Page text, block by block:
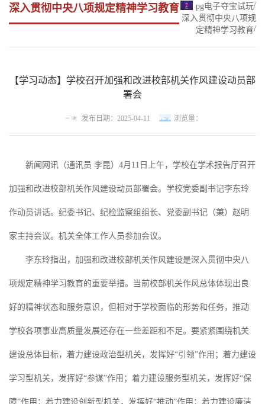
深入贯彻中央八项规定精神学习教育 pg电子夺宝试玩/
深入贯彻中央八项规
定精神学习教育/
【学习动态】学校召开加强和改进校部机关作风建设动员部
署会
发布日期：2025-04-11 浏览量：
新闻网讯（通讯员 李昆） 4月11日上午，学校在学术报告厅召开
加强和改进校部机关作风建设动员部署会。学校党委副书记李东玲
作动员讲话。纪委书记、纪检监察组组长、党委副书记（兼）赵明
家主持会议。机关全体工作人员参加会议。
李东玲指出，加强和改进校部机关作风建设是深入贯彻中央八
项规定精神学习教育的重要举措。当前校部机关作风总体体现出良
好的精神状态和服务意识，但相对于学校面临的形势和任务，推动
学校各项事业高质量发展还存在一些差距和不足。要紧紧围绕机关
建设总体目标，着力建设政治型机关，发挥好“引领”作用；着力建设
学习型机关，发挥好“参谋”作用；着力建设服务型机关，发挥好“保
障”作用；着力建设创新型机关，发挥好“推动”作用；着力建设廉洁